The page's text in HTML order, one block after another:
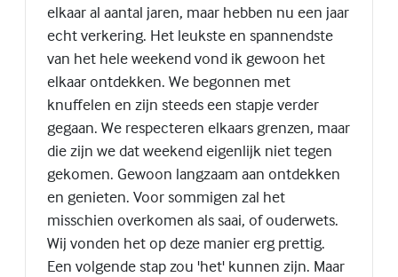
elkaar al aantal jaren, maar hebben nu een jaar
echt verkering. Het leukste en spannendste
van het hele weekend vond ik gewoon het
elkaar ontdekken. We begonnen met
knuffelen en zijn steeds een stapje verder
gegaan. We respecteren elkaars grenzen, maar
die zijn we dat weekend eigenlijk niet tegen
gekomen. Gewoon langzaam aan ontdekken
en genieten. Voor sommigen zal het
misschien overkomen als saai, of ouderwets.
Wij vonden het op deze manier erg prettig.
Een volgende stap zou 'het' kunnen zijn. Maar